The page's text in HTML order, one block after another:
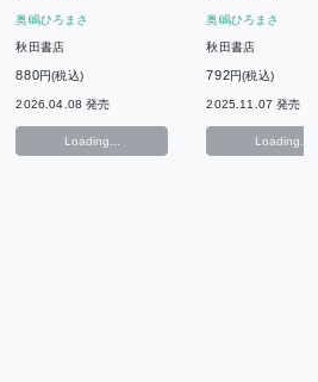
奥嶋ひろまさ
秋田書店
880円(税込)
2026.04.08 発売
Loading...
奥嶋ひろまさ
秋田書店
792円(税込)
2025.11.07 発売
Loading...